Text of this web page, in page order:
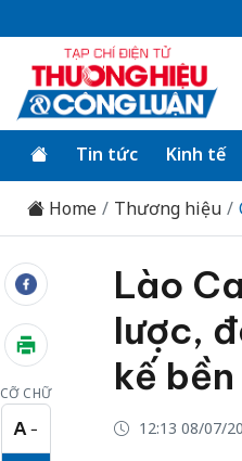
Tin tức Kinh tế
Home Thương hiệu
CỠ CHỮ
A −
Cỡ chữ nhỏ
Lào
lược,
kế
12:13 08/07/